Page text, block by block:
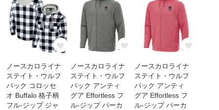
ノースカロライナ
ステイト・ウルフ
パック コロッセ
オ Buffalo 格子柄
フル-ジップ ジャ
ノースカロライナ
ステイト・ウルフ
パック アンティ
グア Effortless フ
ル-ジップ パーカ
ノースカロライナ
ステイト・ウルフ
パック アンティ
グア Effortless フ
ル-ジップ パーカ